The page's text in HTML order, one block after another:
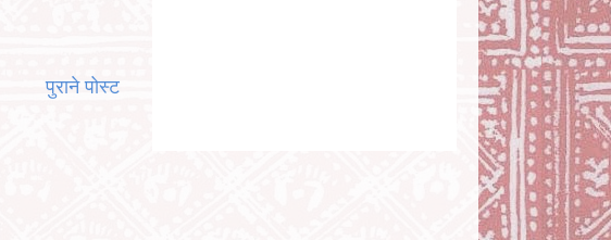
पुराने पोस्ट